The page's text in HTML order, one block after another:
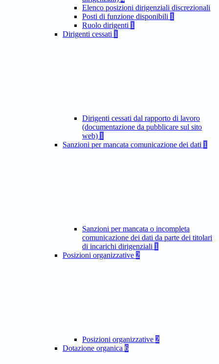
Elenco posizioni dirigenziali discrezionali
Posti di funzione disponibili 1
Ruolo dirigenti 1
Dirigenti cessati 1
Dirigenti cessati dal rapporto di lavoro
(documentazione da pubblicare sul sito
web) 1
Sanzioni per mancata comunicazione dei dati 1
Sanzioni per mancata o incompleta
comunicazione dei dati da parte dei titolari
di incarichi dirigenziali 1
Posizioni organizzative 2
Posizioni organizzative 2
Dotazione organica 6